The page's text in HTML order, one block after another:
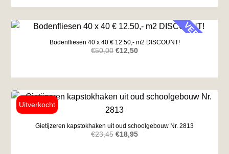
VERKAUF
Bodenfliesen 40 x 40 € 12.50,- m2 DISCOUNT!
€50,00 Ursprünglicher
war:
€50,00
€12,50Aktueller
ist:
€12,50.
Gietijzeren kapstokhaken uit oud schoolgebouw Nr. 2813
€23,45 Ursprünglicher
€18,95Aktueller